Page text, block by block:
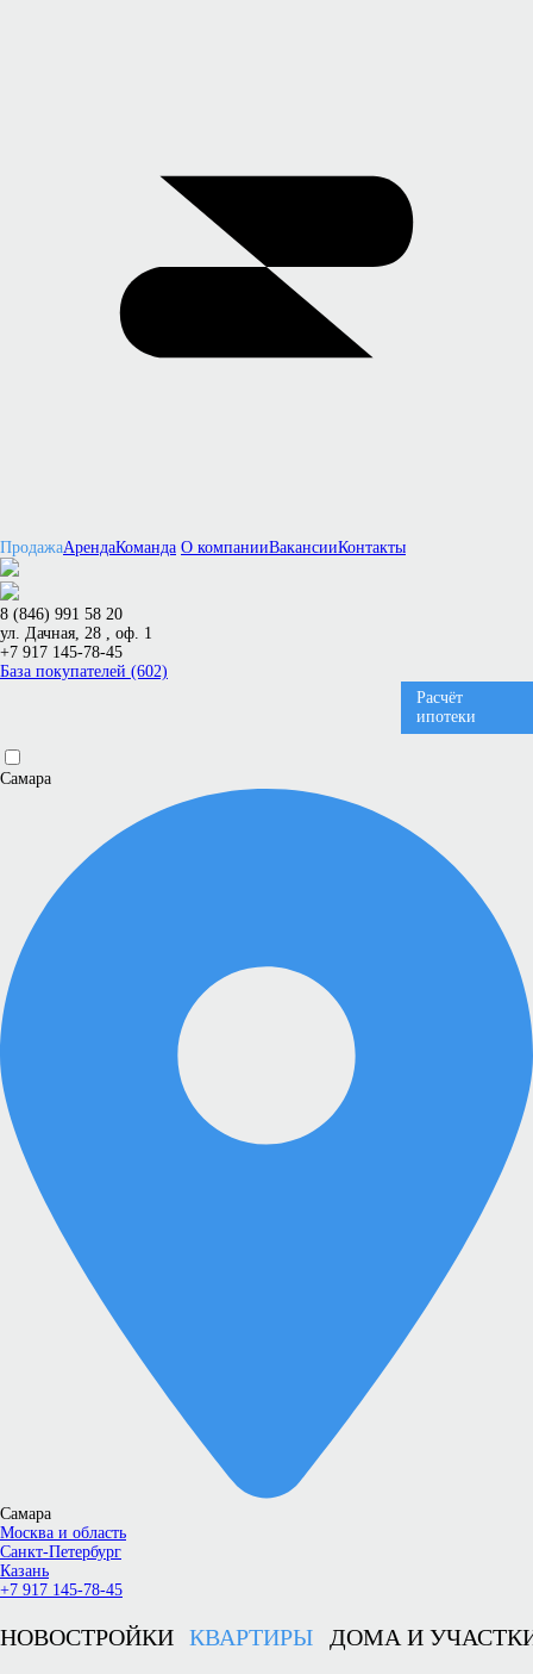
ПродажаАрендаКоманда О компанииВакансииКонтакты
8 (846) 991 58 20
ул. Дачная, 28 , оф. 1
+7 917 145-78-45
База покупателей (602)
Расчёт
ипотеки
Самара
Самара
Москва и область
Санкт-Петербург
Казань
+7 917 145-78-45
НОВОСТРОЙКИ КВАРТИРЫ ДОМА И